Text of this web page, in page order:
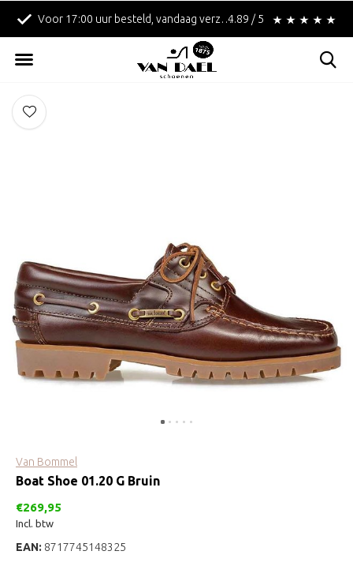
Voor 17:00 uur besteld, vandaag verzonden! Betaal achteraf met
4.89 / 5
Van Bommel
Boat Shoe 01.20 G Bruin
€269,95
Incl. btw
EAN: 8717745148325